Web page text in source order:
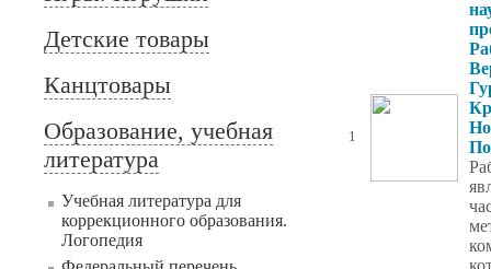
Детские товары
Канцтовары
Образование, учебная
литература
Учебная литература для
коррекционного образования.
Логопедия
1